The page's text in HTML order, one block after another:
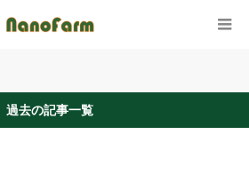
過去の記事一覧